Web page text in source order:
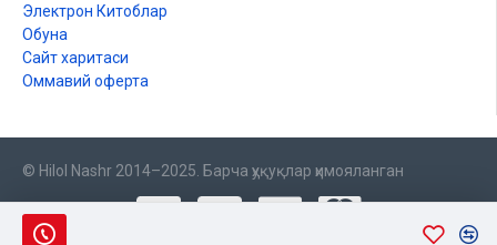
Электрон Китоблар
Обуна
Сайт харитаси
Оммавий оферта
© Hilol Nashr 2014–2025. Барча ҳуқуқлар ҳимояланган